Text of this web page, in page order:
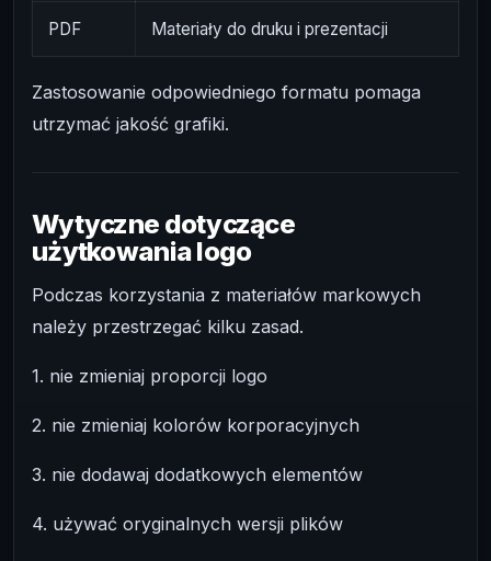
PDF Materiały do druku i prezentacji
Zastosowanie odpowiedniego formatu pomaga
utrzymać jakość grafiki.
Wytyczne dotyczące
użytkowania logo
Podczas korzystania z materiałów markowych
należy przestrzegać kilku zasad.
1. nie zmieniaj proporcji logo
2. nie zmieniaj kolorów korporacyjnych
3. nie dodawaj dodatkowych elementów
4. używać oryginalnych wersji plików